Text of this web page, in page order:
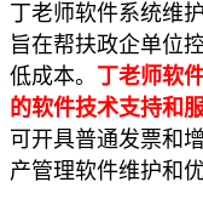
丁老师软件系统维
旨在帮扶政企单位
低成本。 丁老师软
的软件技术支持和
可开具普通发票和
产管理软件维护和